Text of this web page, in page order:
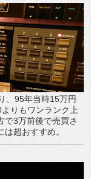
、95年当時15万円
りもワンランク上
で3万前後で売買さ
超おすすめ。